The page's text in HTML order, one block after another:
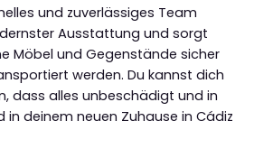
und zuverlässiges Team
Ausstattung und sorgt
Möbel und Gegenstände sicher
werden. Du kannst dich
dass alles unbeschädigt und in
deinem neuen Zuhause in Cádiz